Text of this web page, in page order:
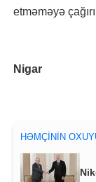
etməməyə
Nigar
HƏMÇININ